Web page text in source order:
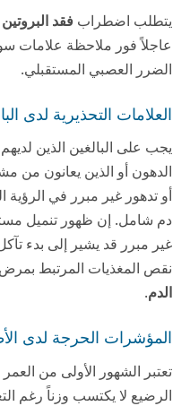
يتطلب اضطراب فقد
عاجلاً فور ملاحظة علامات
الضرر العصبي المستقبلي.
العلامات التحذيرية لدى
يجب على البالغين الذين
الدهون أو الذين يعانون من
أو تدهور غير مبرر في الرؤية
دم شامل. إن ظهور تنميل
غير مبرر قد يشير إلى بدء
نقص المغذيات المرتبط بمرض
الدم.
المؤشرات الحرجة لدى
تعتبر الشهور الأولى من
الرضيع لا يكتسب وزناً رغم